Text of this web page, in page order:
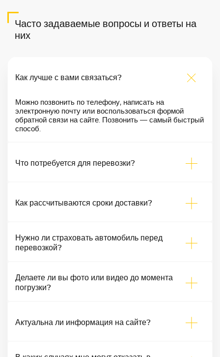
Часто задаваемые вопросы и ответы на
них
Как лучше с вами связаться?
Можно позвонить по телефону, написать на
электронную почту или воспользоваться формой
обратной связи на сайте. Позвонить — самый быстрый
способ.
Что потребуется для перевозки?
Как рассчитываются сроки доставки?
Нужно ли страховать автомобиль перед
перевозкой?
Делаете ли вы фото или видео до момента
погрузки?
Актуальна ли информация на сайте?